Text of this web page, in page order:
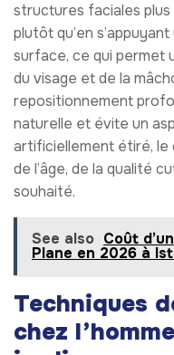
structures faciales
plutôt qu’en
surface, ce qui permet
du visage et de la
repositionnement
naturelle et évite un
artificiellement étiré, le
de l’âge, de la qualité
souhaité.
See also Coût
Plane en 2026 à
Techniques
chez